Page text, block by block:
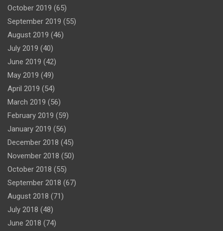
October 2019 (65)
September 2019 (55)
August 2019 (46)
July 2019 (40)
June 2019 (42)
May 2019 (49)
April 2019 (54)
March 2019 (56)
February 2019 (59)
January 2019 (56)
December 2018 (45)
November 2018 (50)
October 2018 (55)
September 2018 (67)
August 2018 (71)
July 2018 (48)
June 2018 (74)